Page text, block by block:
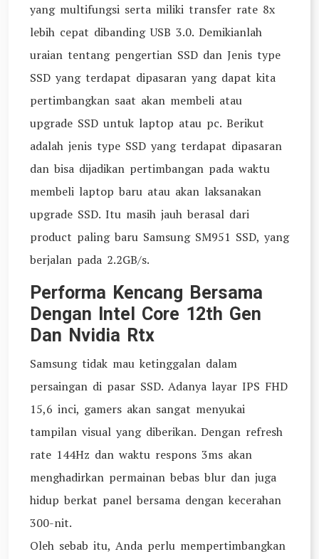
yang multifungsi serta miliki transfer rate 8x
lebih cepat dibanding USB 3.0. Demikianlah
uraian tentang pengertian SSD dan Jenis type
SSD yang terdapat dipasaran yang dapat kita
pertimbangkan saat akan membeli atau
upgrade SSD untuk laptop atau pc. Berikut
adalah jenis type SSD yang terdapat dipasaran
dan bisa dijadikan pertimbangan pada waktu
membeli laptop baru atau akan laksanakan
upgrade SSD. Itu masih jauh berasal dari
product paling baru Samsung SM951 SSD, yang
berjalan pada 2.2GB/s.
Performa Kencang Bersama
Dengan Intel Core 12th Gen
Dan Nvidia Rtx
Samsung tidak mau ketinggalan dalam
persaingan di pasar SSD. Adanya layar IPS FHD
15,6 inci, gamers akan sangat menyukai
tampilan visual yang diberikan. Dengan refresh
rate 144Hz dan waktu respons 3ms akan
menghadirkan permainan bebas blur dan juga
hidup berkat panel bersama dengan kecerahan
300-nit.
Oleh sebab itu, Anda perlu mempertimbangkan